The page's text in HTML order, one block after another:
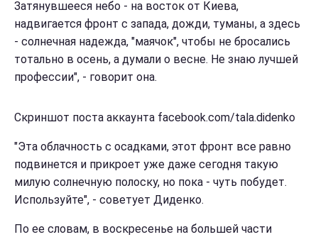
Затянувшееся небо - на восток от Киева,
надвигается фронт с запада, дожди, туманы, а здесь
- солнечная надежда, "маячок", чтобы не бросались
тотально в осень, а думали о весне. Не знаю лучшей
профессии", - говорит она.
Скриншот поста аккаунта facebook.com/tala.didenko
"Эта облачность с осадками, этот фронт все равно
подвинется и прикроет уже даже сегодня такую
милую солнечную полоску, но пока - чуть побудет.
Используйте", - советует Диденко.
По ее словам, в воскресенье на большей части